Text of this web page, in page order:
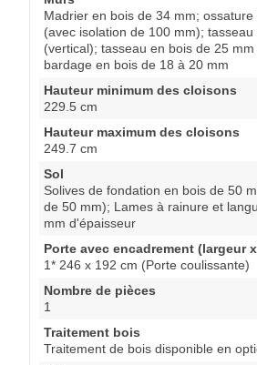
Madrier en bois de 34 mm;
(avec isolation de 100 mm);
(vertical); tasseau en bois de 25
bardage en bois de 18 à 20 mm
Hauteur minimum des cloisons
229.5 cm
Hauteur maximum des cloisons
249.7 cm
Sol
Solives de fondation en bois de 50
de 50 mm); Lames à rainure et
mm d'épaisseur
Porte avec encadrement (largeur
1* 246 x 192 cm (Porte coulissante)
Nombre de pièces
1
Traitement bois
Traitement de bois disponible en